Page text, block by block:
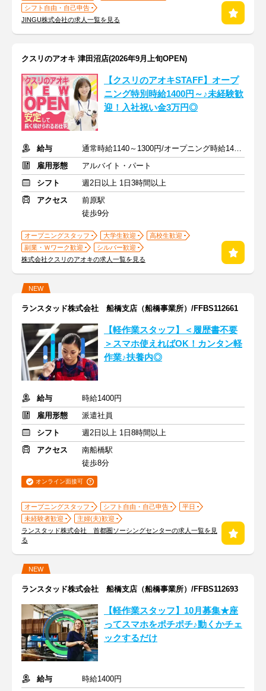
シフト自由・自己申告
JINGU株式会社の求人一覧を見る
クスリのアオキ 津田沼店(2026年9月上旬OPEN)
【クスリのアオキSTAFF】オープ
ニング特別時給1400円～♪未経験歓
迎！入社祝い金3万円◎
給与
通常時給1140～1300円/オープニング時給1400～1500円
雇用形態
アルバイト・パート
シフト
週2日以上 1日3時間以上
アクセス
前原駅
徒歩9分
オープニングスタッフ 大学生歓迎
高校生歓迎
副業・Ｗワーク歓迎
シルバー歓迎
株式会社クスリのアオキの求人一覧を見る
NEW
ランスタッド株式会社 船橋支店（船橋事業所）/FFBS112661
【軽作業スタッフ】＜履歴書不要
＞スマホ使えればOK！カンタン軽
作業♪扶養内◎
給与
時給1400円
雇用形態
派遣社員
シフト
週2日以上 1日8時間以上
アクセス
南船橋駅
徒歩8分
オンライン面接可
オープニングスタッフ シフト自由・自己申告
平日
未経験者歓迎
主婦(夫)歓迎
ランスタッド株式会社 首都圏ソーシングセンターの求人一覧を見
る
NEW
ランスタッド株式会社 船橋支店（船橋事業所）/FFBS112693
【軽作業スタッフ】10月募集★座
ってスマホをポチポチ♪動くかチェ
ックするだけ
給与
時給1400円